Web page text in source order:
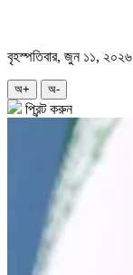
বৃহস্পতিবার, জুন ১১, ২০২৬
অ+ অ-
প্রিন্ট করুন